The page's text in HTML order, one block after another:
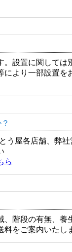
。設置に関して
により一部設置
う屋各店舗、弊
ら
、階段の有無、
料をご案内いたし